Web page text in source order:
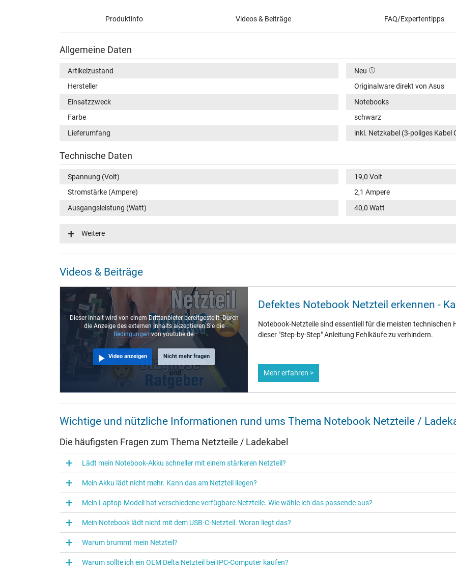
Produktinfo Videos & Beiträge FAQ/Expertentipps
Allgemeine Daten
Artikelzustand
Neu
Hersteller
Originalware direkt von Asus
Einsatzzweck
Notebooks
Farbe
schwarz
Lieferumfang
inkl. Netzkabel (3-poliges Kabel
Technische Daten
Spannung (Volt)
19,0 Volt
Stromstärke (Ampere)
2,1 Ampere
Ausgangsleistung (Watt)
40,0 Watt
Energieeffizienz
Steckerlänge (mm)
Steckerdurchmesser außen / innen
Stift im Stecker
Nein
Länge Anschlusskabel (m) (ca.)
Prüfsiegel
TÜV Argentina Certificado
TÜV Geprüfte Sicherheit
UL Listed
Ukraine Safety
Weitere
Videos & Beiträge
Dieser Inhalt wird von einem Drittanbieter bereitgestellt. Durch
die Anzeige des externen Inhalts akzeptieren Sie die
Bedingungenvon youtube.de.
Video anzeigen Nicht mehr fragen
Defektes Notebook Netzteil erkennen -
Notebook-Netzteile sind essentiell für die meisten
dieser "Step-by-Step" Anleitung Fehlkäufe zu verhindern.
Mehr erfahren >
Wichtige und nützliche Informationen rund ums Thema Notebook Netzteile /
Die häufigsten Fragen zum Thema Netzteile / Ladekabel
Lädt mein Notebook-Akku schneller mit einem stärkeren Netzteil?
Mein Akku lädt nicht mehr. Kann das am Netzteil liegen?
Mein Laptop-Modell hat verschiedene verfügbare Netzteile. Wie wähle ich das passende aus?
Mein Notebook lädt nicht mit dem USB-C-Netzteil. Woran liegt das?
Warum brummt mein Netzteil?
Warum sollte ich ein OEM Delta Netzteil bei IPC‑Computer kaufen?